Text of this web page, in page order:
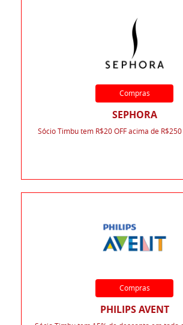
Compras
SEPHORA
Sócio Timbu tem R$20 OFF acima de
Compras
PHILIPS AVENT